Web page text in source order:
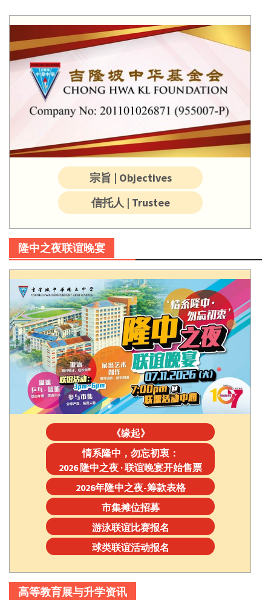
宗旨 | Objectives
信托人 | Trustee
隆中之夜联谊晚宴
《缘起》
情系隆中，勿忘初衷：
2026 隆中之夜 · 联谊晚宴开始售票
2026年隆中之夜-筹款表格
市集摊位招募
游泳联谊比赛报名
球类联谊活动报名
高等教育展与升学资讯